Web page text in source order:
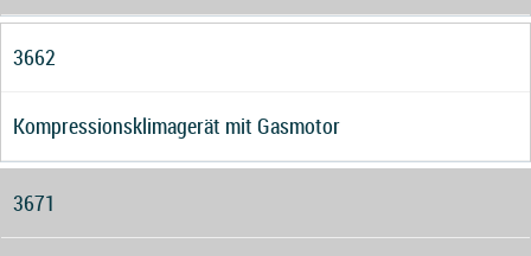
3662
Kompressionsklimagerät mit Gasmotor
3671